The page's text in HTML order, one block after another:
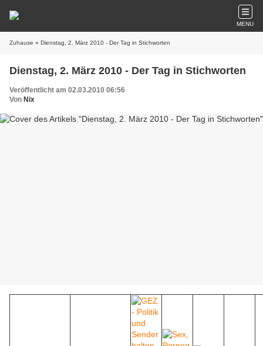
MENU
Zuhause » Dienstag, 2. März 2010 - Der Tag in Stichworten
Dienstag, 2. März 2010 - Der Tag in Stichworten
Veröffentlicht am 02.03.2010 06:56
Von Nix